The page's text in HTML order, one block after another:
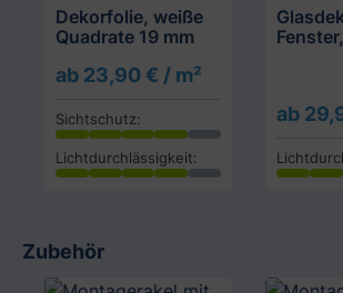
Dekorfolie, weiße
Quadrate 19 mm
ab 23,90 € / m²
Sichtschutz:
Lichtdurchlässigkeit:
Fenster,
ab
Zubehör
Produktgalerie überspringen